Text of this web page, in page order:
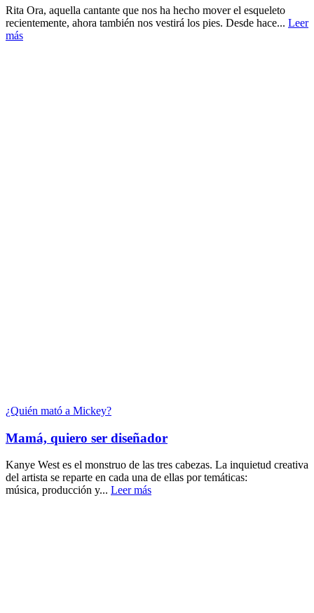
Rita Ora, aquella cantante que nos ha hecho mover el esqueleto
recientemente, ahora también nos vestirá los pies. Desde hace... Leer
más
¿Quién mató a Mickey?
Mamá, quiero ser diseñador
Kanye West es el monstruo de las tres cabezas. La inquietud creativa
del artista se reparte en cada una de ellas por temáticas:
música, producción y... Leer más